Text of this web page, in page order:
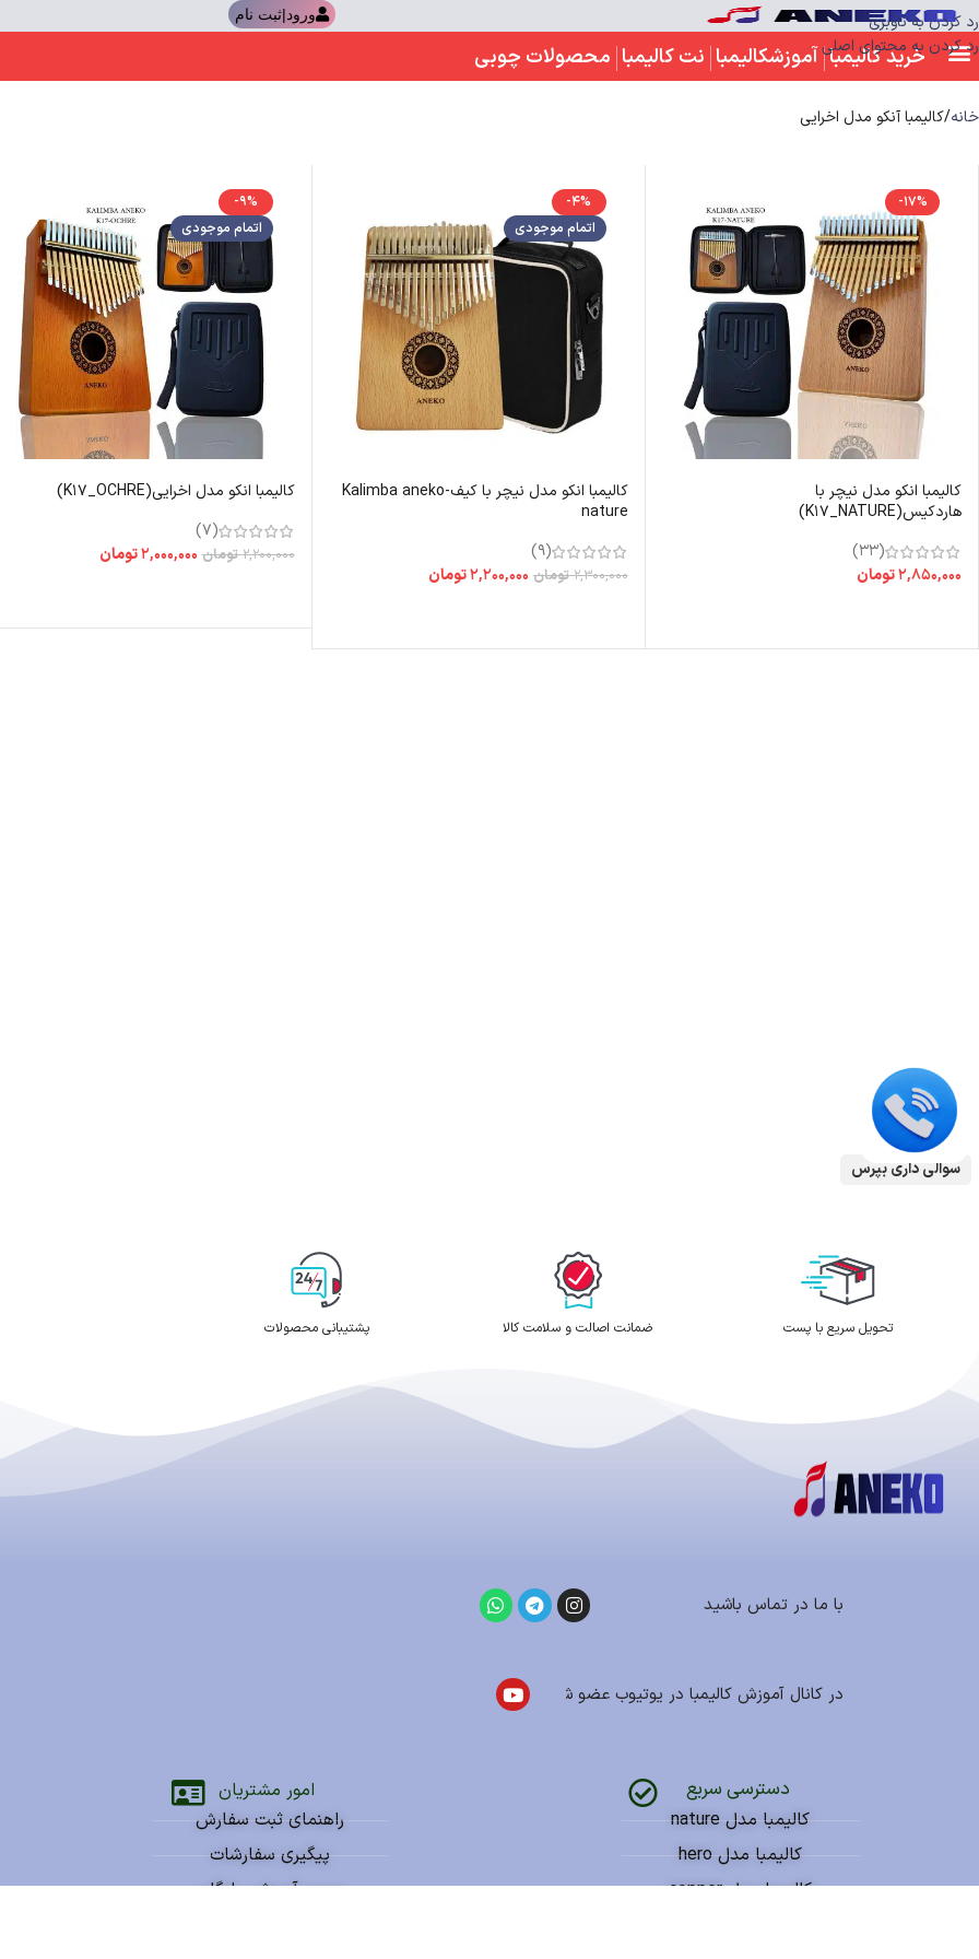
رد کردن به ناوبری
رد کردن به محتوای اصلی
ورود|ثبت نام
خرید کالیمبا آموزشکالیمبا نت کالیمبا محصولات چوبی
خانه کالیمبا آنکو مدل اخرایی
-17%
کالیمبا انکو مدل نیچر با
هاردکیس(K17_NATURE)
(33)
۲,۸۵۰,۰۰۰تومان
-4%
اتمام موجودی
کالیمبا انکو مدل نیچر با کیف-Kalimba aneko
nature
(9)
۲,۳۰۰,۰۰۰ تومان ۲,۲۰۰,۰۰۰تومان
-9%
اتمام موجودی
کالیمبا انکو مدل اخرایی(K17_OCHRE)
(7)
۲,۲۰۰,۰۰۰ تومان ۲,۰۰۰,۰۰۰تومان
سوالی داری بپرس
تحویل سریع با پست ضمانت اصالت و سلامت کالا پشتیبانی محصولات
با ما در تماس باشید
در کانال آموزش کالیمبا در یوتیوب عضو شوید
دسترسی سریع
کالیمبا مدل nature
کالیمبا مدل hero
کالیمبا مدل copper
امور مشتریان
راهنمای ثبت سفارش
پیگیری سفارشات
ویدیو آموزشی رایگان